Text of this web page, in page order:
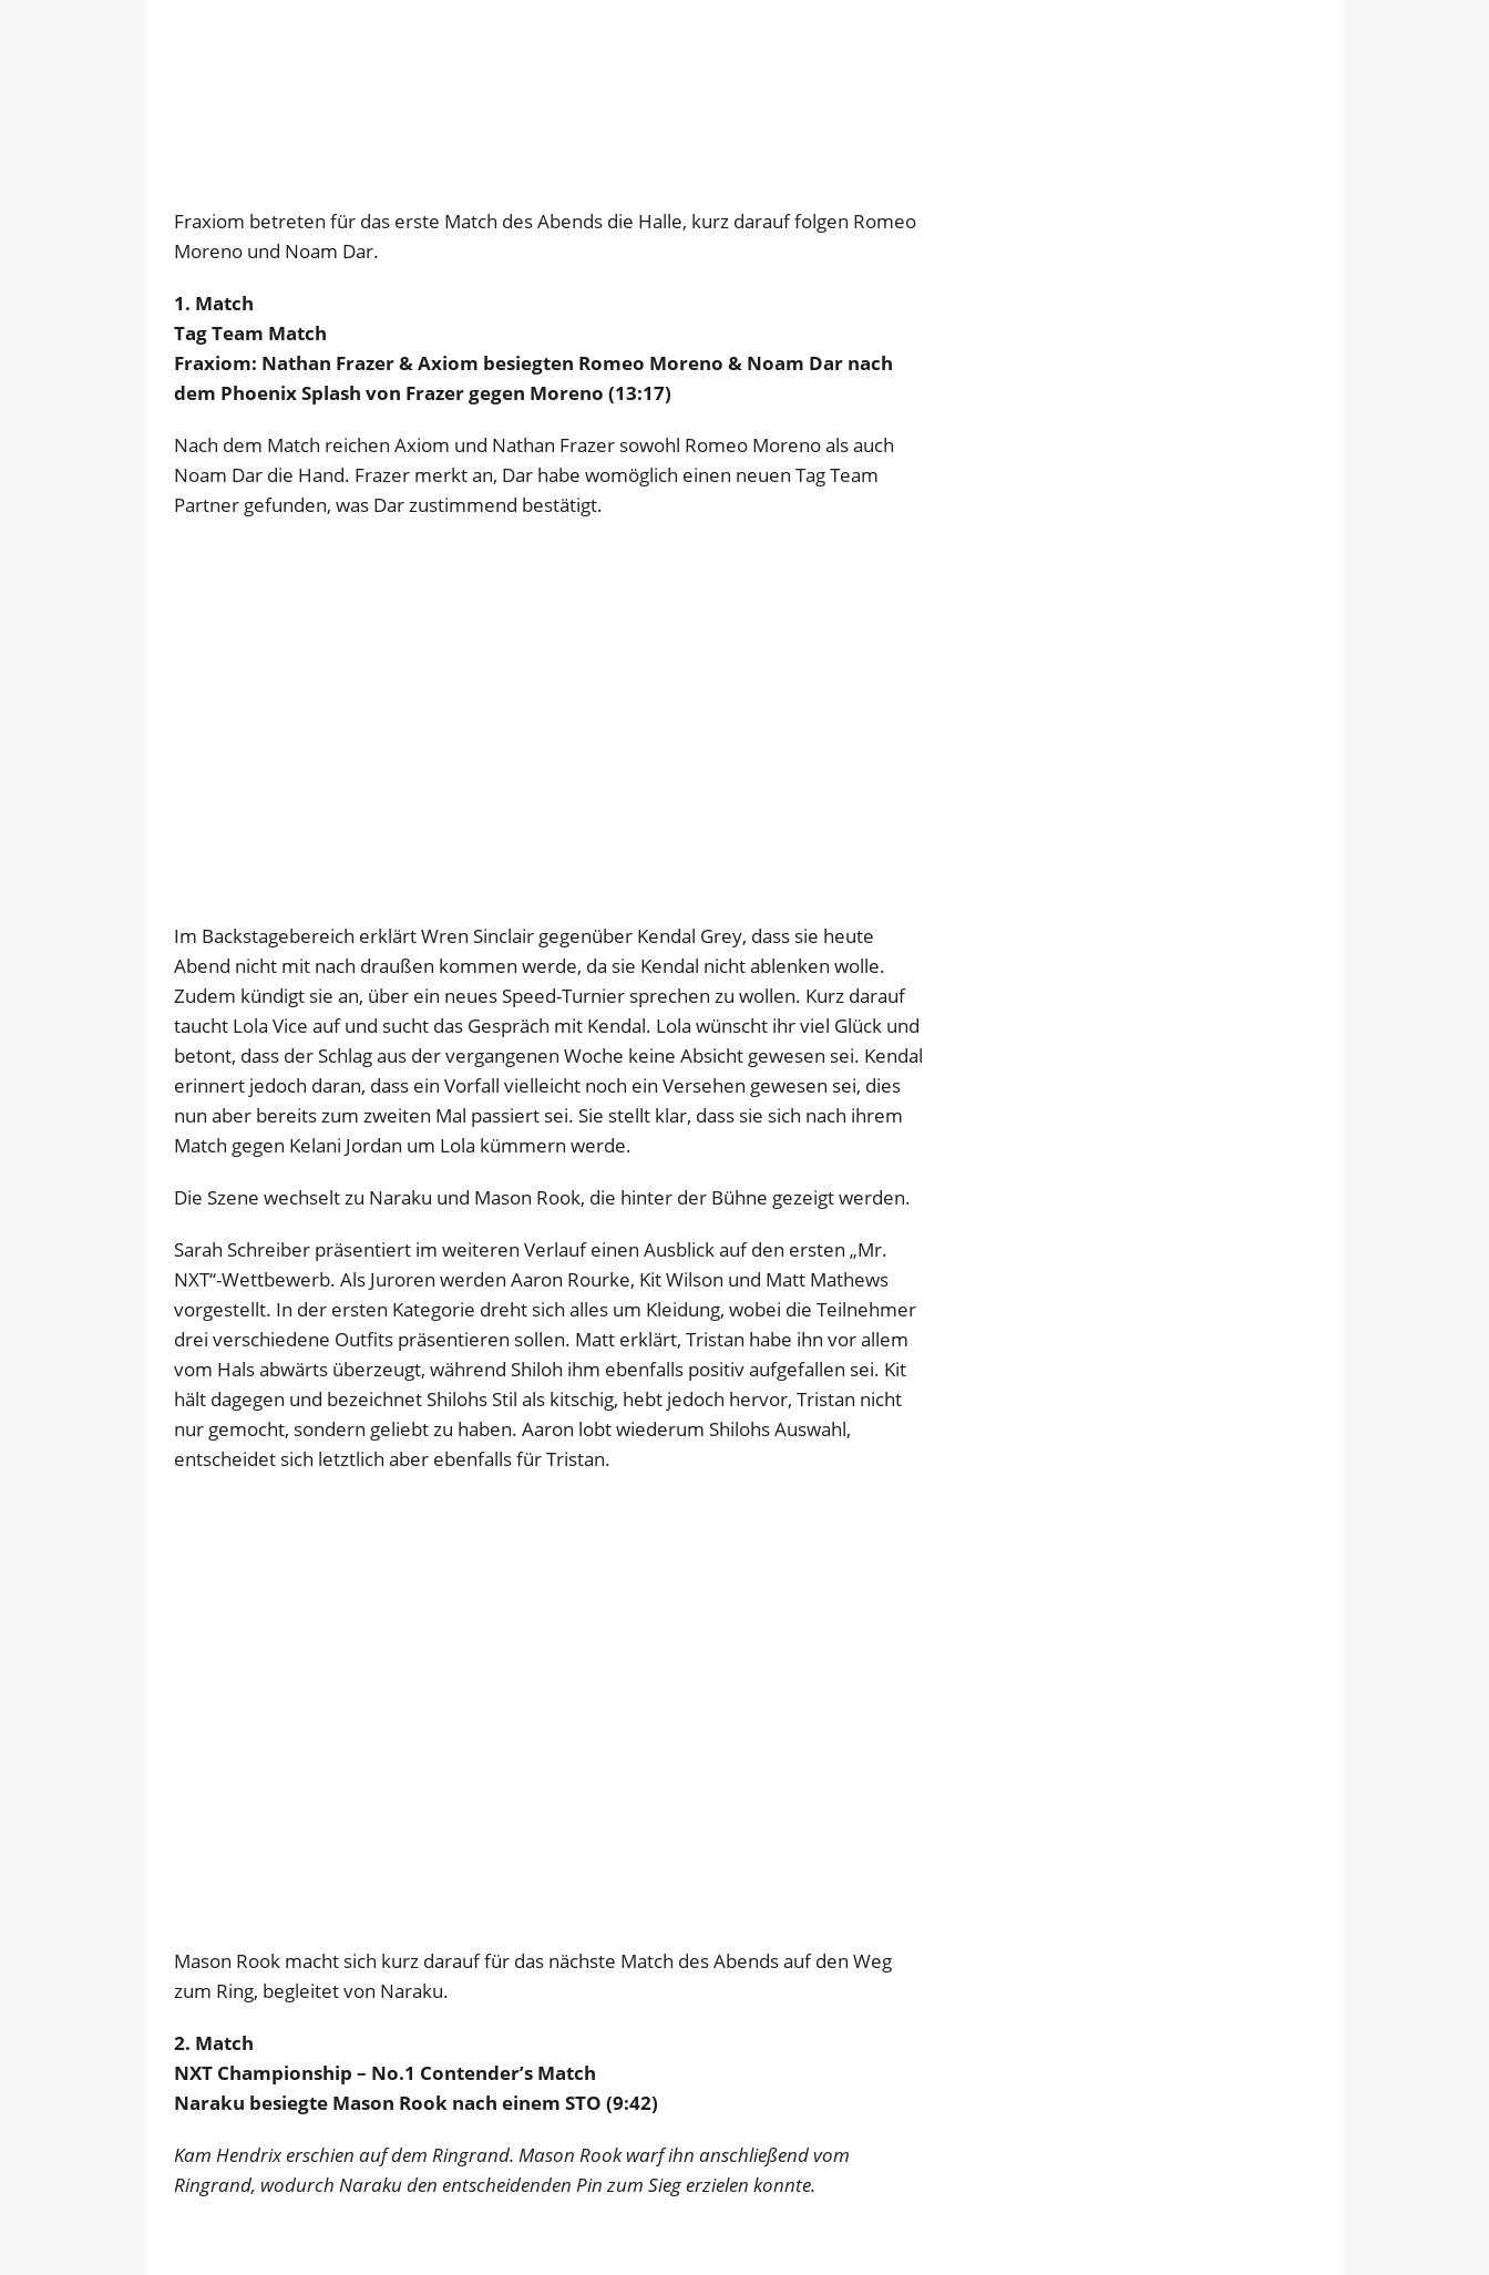
Fraxiom betreten für das erste Match des Abends die Halle, kurz darauf folgen Romeo
Moreno und Noam Dar.
1. Match
Tag Team Match
Fraxiom: Nathan Frazer & Axiom besiegten Romeo Moreno & Noam Dar nach
dem Phoenix Splash von Frazer gegen Moreno (13:17)
Nach dem Match reichen Axiom und Nathan Frazer sowohl Romeo Moreno als auch
Noam Dar die Hand. Frazer merkt an, Dar habe womöglich einen neuen Tag Team
Partner gefunden, was Dar zustimmend bestätigt.
Im Backstagebereich erklärt Wren Sinclair gegenüber Kendal Grey, dass sie heute
Abend nicht mit nach draußen kommen werde, da sie Kendal nicht ablenken wolle.
Zudem kündigt sie an, über ein neues Speed-Turnier sprechen zu wollen. Kurz darauf
taucht Lola Vice auf und sucht das Gespräch mit Kendal. Lola wünscht ihr viel Glück und
betont, dass der Schlag aus der vergangenen Woche keine Absicht gewesen sei. Kendal
erinnert jedoch daran, dass ein Vorfall vielleicht noch ein Versehen gewesen sei, dies
nun aber bereits zum zweiten Mal passiert sei. Sie stellt klar, dass sie sich nach ihrem
Match gegen Kelani Jordan um Lola kümmern werde.
Die Szene wechselt zu Naraku und Mason Rook, die hinter der Bühne gezeigt werden.
Sarah Schreiber präsentiert im weiteren Verlauf einen Ausblick auf den ersten „Mr.
NXT“-Wettbewerb. Als Juroren werden Aaron Rourke, Kit Wilson und Matt Mathews
vorgestellt. In der ersten Kategorie dreht sich alles um Kleidung, wobei die Teilnehmer
drei verschiedene Outfits präsentieren sollen. Matt erklärt, Tristan habe ihn vor allem
vom Hals abwärts überzeugt, während Shiloh ihm ebenfalls positiv aufgefallen sei. Kit
hält dagegen und bezeichnet Shilohs Stil als kitschig, hebt jedoch hervor, Tristan nicht
nur gemocht, sondern geliebt zu haben. Aaron lobt wiederum Shilohs Auswahl,
entscheidet sich letztlich aber ebenfalls für Tristan.
Mason Rook macht sich kurz darauf für das nächste Match des Abends auf den Weg
zum Ring, begleitet von Naraku.
2. Match
NXT Championship – No.1 Contender’s Match
Naraku besiegte Mason Rook nach einem STO (9:42)
Kam Hendrix erschien auf dem Ringrand. Mason Rook warf ihn anschließend vom
Ringrand, wodurch Naraku den entscheidenden Pin zum Sieg erzielen konnte.